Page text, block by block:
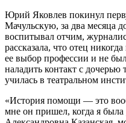
Юрий Яковлев покинул
Мачульскую, за два месяца
воспитывал отчим,
рассказала, что отец
ее выбор профессии и не
наладить контакт с дочерью
училась в театральном
«История помощи — это
мне он пришел, когда я